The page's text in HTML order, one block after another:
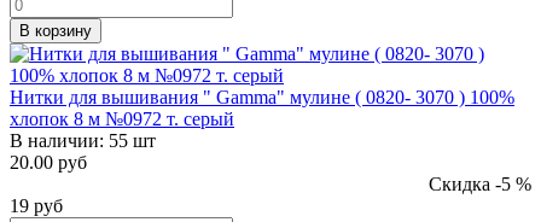
В корзину
Нитки для вышивания " Gamma" мулине ( 0820- 3070 ) 100%
хлопок 8 м №0972 т. серый
В наличии: 55 шт
20.00 руб
Скидка -5 %
19 руб